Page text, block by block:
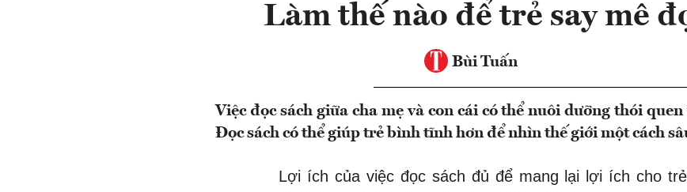
Làm thế nào để trẻ say mê
Bùi Tuấn
Việc đọc sách giữa cha mẹ và con cái có thể nuôi dưỡng thói
Đọc sách có thể giúp trẻ bình tĩnh hơn để nhìn thế giới một cách
Lợi ích của việc đọc sách đủ để mang lại lợi ích cho